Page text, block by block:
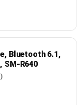
Bluetooth 6.1,
SM-R640